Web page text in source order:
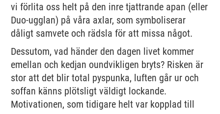
vi förlita oss helt på den inre tjattrande apan (eller
Duo-ugglan) på våra axlar, som symboliserar
dåligt samvete och rädsla för att missa något.
Dessutom, vad händer den dagen livet kommer
emellan och kedjan oundvikligen bryts? Risken är
stor att det blir total pyspunka, luften går ur och
soffan känns plötsligt väldigt lockande.
Motivationen, som tidigare helt var kopplad till